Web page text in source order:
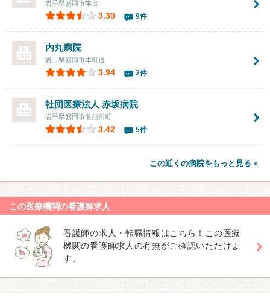
岩手県盛岡市本宮
3.30 9件
内丸病院
岩手県盛岡市本町通
3.94 2件
社団医療法人 赤坂病院
岩手県盛岡市名須川町
3.42 5件
この近くの病院をもっと見る »
この医療機関の看護師求人
看護師の求人・転職情報はこちら！この医療
機関の看護師求人の有無がご確認いただけま
す。